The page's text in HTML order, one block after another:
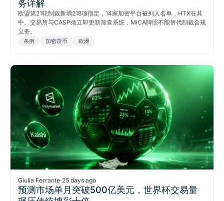
务详解
欧盟第21轮制裁新增218项指定，14家加密平台被列入名单，HTX在其
中。交易所与CASP须立即更新筛查系统，MiCA牌照不能替代制裁合规
义务。
条例 加密货币 欧洲
Giulia Ferrante·25 days ago
预测市场单月突破500亿美元，世界杯交易量